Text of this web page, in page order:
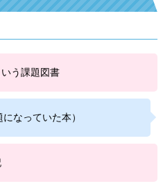
いう課題図書
なっていた本）